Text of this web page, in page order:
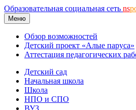
Образовательная социальная сеть ns
Меню
Обзор возможностей
Детский проект «Алые паруса»
Аттестация педагогических
Детский сад
Начальная школа
Школа
НПО и СПО
ВУЗ